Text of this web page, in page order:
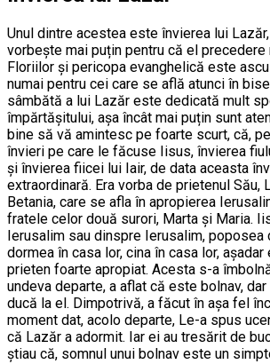
Unul dintre acestea este învierea lui
vorbește mai puțin pentru că el precedere
Floriilor și pericopa evanghelică este
numai pentru cei care se află atunci în
sâmbătă a lui Lazăr este dedicată mult
împărtășitului, așa încât mai puțin sunt
bine să vă amintesc pe foarte scurt, că,
învieri pe care le făcuse Iisus, învierea
și învierea fiicei lui Iair, de data aceasta
extraordinară. Era vorba de prietenul Său,
Betania, care se afla în apropierea
fratele celor două surori, Marta și Maria.
Ierusalim sau dinspre Ierusalim, poposea
dormea în casa lor, cina în casa lor, așadar
prieten foarte apropiat. Acesta s-a
undeva departe, a aflat că este bolnav,
ducă la el. Dimpotrivă, a făcut în așa fel
moment dat, acolo departe, Le-a spus
că Lazăr a adormit. Iar ei au tresărit de
știau că, somnul unui bolnav este un